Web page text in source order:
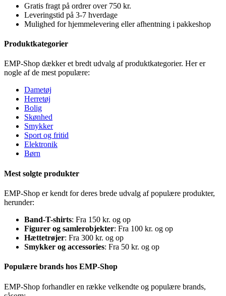
Gratis fragt på ordrer over 750 kr.
Leveringstid på 3-7 hverdage
Mulighed for hjemmelevering eller afhentning i pakkeshop
Produktkategorier
EMP-Shop dækker et bredt udvalg af produktkategorier. Her er
nogle af de mest populære:
Dametøj
Herretøj
Bolig
Skønhed
Smykker
Sport og fritid
Elektronik
Børn
Mest solgte produkter
EMP-Shop er kendt for deres brede udvalg af populære produkter,
herunder:
Band-T-shirts: Fra 150 kr. og op
Figurer og samlerobjekter: Fra 100 kr. og op
Hættetrøjer: Fra 300 kr. og op
Smykker og accessories: Fra 50 kr. og op
Populære brands hos EMP-Shop
EMP-Shop forhandler en række velkendte og populære brands,